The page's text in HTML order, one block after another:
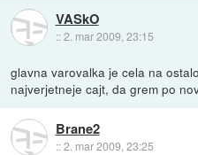
VASkO
::2. mar 2009, 23:15
glavna varovalka je cela na
najverjetneje cajt, da grem po
Brane2
::2. mar 2009, 23:25